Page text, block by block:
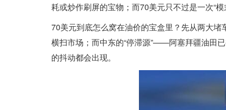
耗或炒作刷屏的宝物；而70美元只不过是一次“模
70美元到底怎么窝在油价的宝盒里？先从两大堵
横扫市场；而中东的“停滞源”——阿塞拜疆油田
的抖动都会出现。